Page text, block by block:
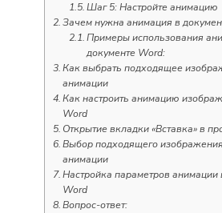
Шаг 5: Настройте анимацию
Зачем нужна анимация в
Примеры использования
документе Word:
Как выбрать подходящее
анимации
Как настроить анимацию
Word
Открытие вкладки «Вставка» в
Выбор подходящего
анимации
Настройка параметров анимации
Word
Вопрос-ответ: